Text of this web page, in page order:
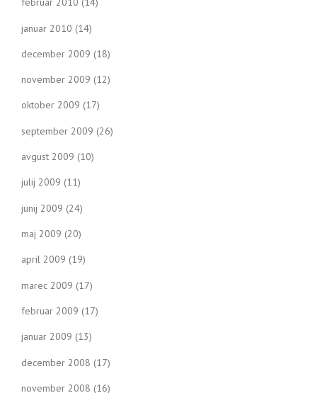
januar 2010 (14)
december 2009 (18)
november 2009 (12)
oktober 2009 (17)
september 2009 (26)
avgust 2009 (10)
julij 2009 (11)
junij 2009 (24)
maj 2009 (20)
april 2009 (19)
marec 2009 (17)
februar 2009 (17)
januar 2009 (13)
december 2008 (17)
november 2008 (16)